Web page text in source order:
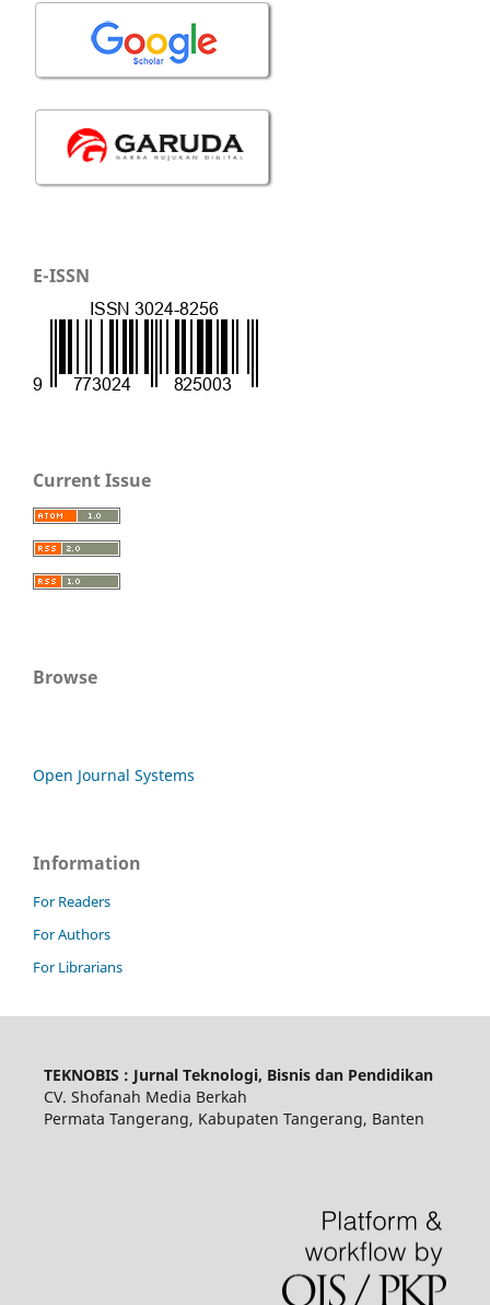
E-ISSN
Current Issue
Browse
Open Journal Systems
Information
For Readers
For Authors
For Librarians
TEKNOBIS : Jurnal Teknologi, Bisnis dan Pendidikan
CV. Shofanah Media Berkah
Permata Tangerang, Kabupaten Tangerang, Banten